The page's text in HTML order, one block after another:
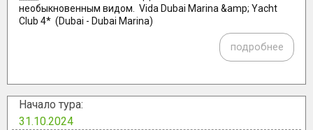
необыкновенным видом. Vida Dubai Marina &amp; Yacht
Club 4* (Dubai - Dubai Marina)
подробнее
Начало тура:
31.10.2024